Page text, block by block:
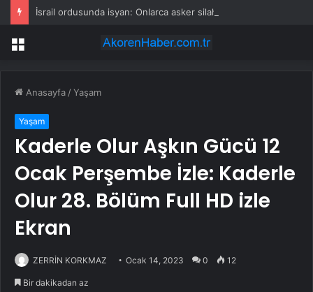
Menü
Anasayfa /Yaşam
Yaşam
Kaderle Olur Aşkın Gücü 12
Ocak Perşembe İzle: Kaderle
Olur 28. Bölüm Full HD izle
Ekran
ZERRİN KORKMAZ Ocak 14, 2023 0 12
Bir dakikadan az